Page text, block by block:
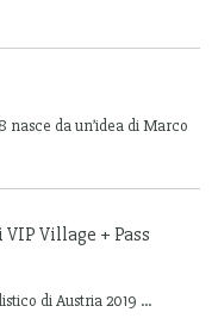
da un’idea di Marco
Village + Pass
di Austria 2019 ...